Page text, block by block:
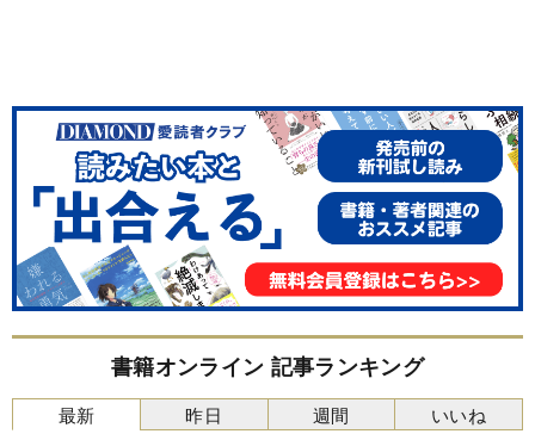
書籍オンライン 記事ランキング
最新 昨日 週間 いいね